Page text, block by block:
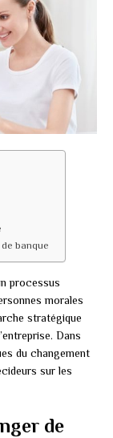
banque
processus
morales
stratégique
Dans
du changement
sur les
de